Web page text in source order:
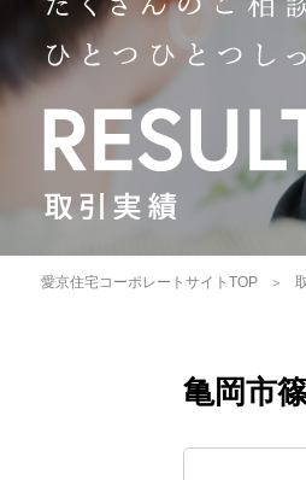
愛京住宅コーポレートサイトTOP
亀岡市